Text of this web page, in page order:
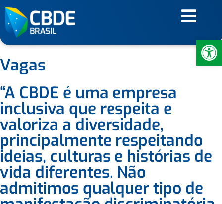
Vagas
“A CBDE é uma empresa
inclusiva que respeita e
valoriza a diversidade,
principalmente respeitando
ideias, culturas e histórias de
vida diferentes. Não
admitimos qualquer tipo de